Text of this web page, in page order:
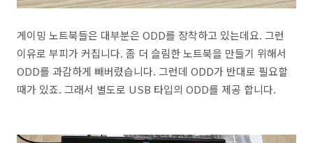
게이밍 노트북들은 대부분은 ODD를 장착하고 있는데요. 그런
이유로 부피가 커집니다. 좀 더 슬림한 노트북을 만들기 위해서
ODD를 과감하게 빼버렸습니다. 그런데 ODD가 반대로 필요할
때가 있죠. 그래서 별도로 USB 타입의 ODD를 제공 합니다.